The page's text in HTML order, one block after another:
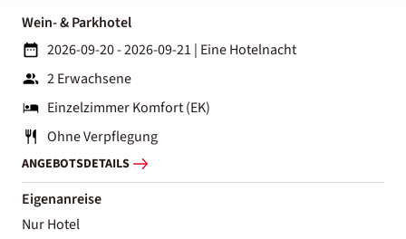
Wein- & Parkhotel
2026-09-20 - 2026-09-21 | Eine Hotelnacht
2 Erwachsene
Einzelzimmer Komfort (EK)
Ohne Verpflegung
ANGEBOTSDETAILS
Eigenanreise
Nur Hotel